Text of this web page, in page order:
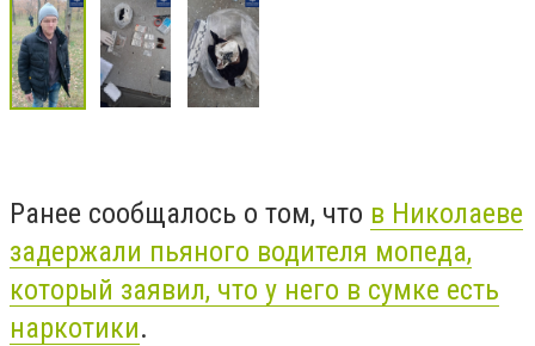
Ранее сообщалось о том, что в Николаеве
задержали пьяного водителя мопеда,
который заявил, что у него в сумке есть
наркотики.